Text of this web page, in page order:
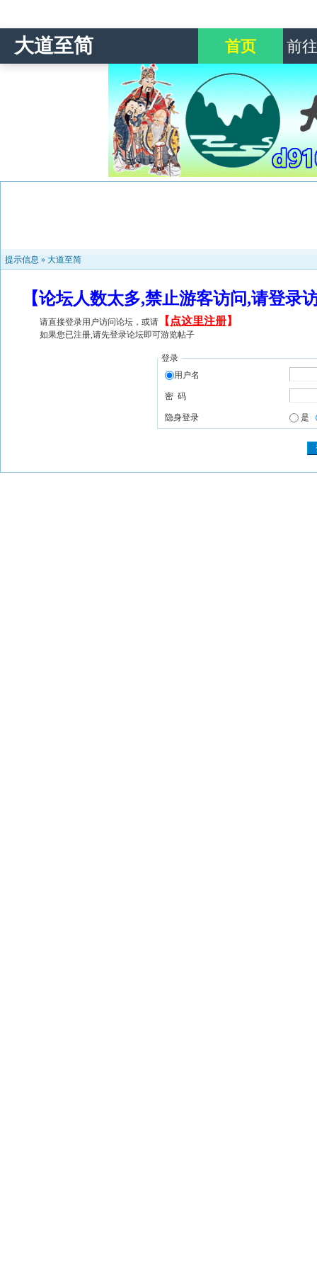
大道至简 首页 前
提示信息 » 大道至简
【论坛人数太多,禁止游客访问,请登
请直接登录用户访问论坛，或请 【 点这里注册】
如果您已注册,请先登录论坛即可游览帖子
登录
用户名
密 码
隐身登录 是